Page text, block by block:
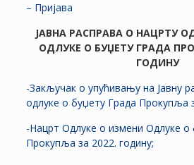
– Пријава
ЈАВНА РАСПРАВА О НАЦРТУ
ОДЛУКЕ О БУЏЕТУ ГРАДА
ГОДИНУ
-Закључак о упућивању на Јавну
одлуке о буџету Града Прокупља
-Нацрт Одлуке о измени Одлуке о
Прокупља за 2022. годину;